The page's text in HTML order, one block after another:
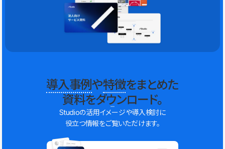
導入事例や特徴をまとめた
資料をダウンロード。
Studioの活用イメージや導入検討に
役立つ情報をご覧いただけます。